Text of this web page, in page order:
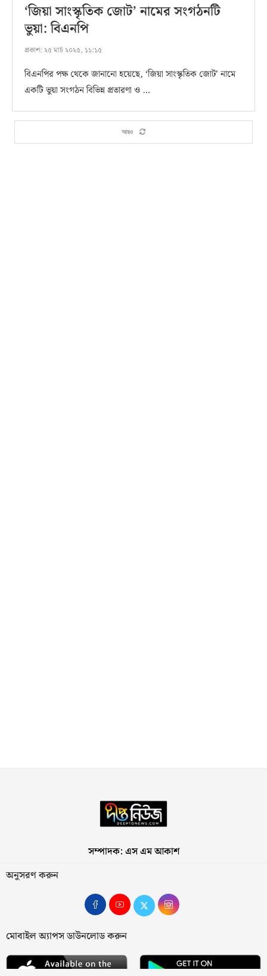
‘জিয়া সাংস্কৃতিক জোট’ নামের সংগঠনটি
ভুয়া: বিএনপি
প্রকাশ: ২৫ মার্চ ২০২৫, ১১:১৫
বিএনপির পক্ষ থেকে জানানো হয়েছে, ‘জিয়া সাংস্কৃতিক জোট’ নামে
একটি ভুয়া সংগঠন বিভিন্ন প্রতারণা ও …
আরও
সম্পাদক: এস এম আকাশ
অনুসরণ করুন
মোবাইল অ্যাপস ডাউনলোড করুন